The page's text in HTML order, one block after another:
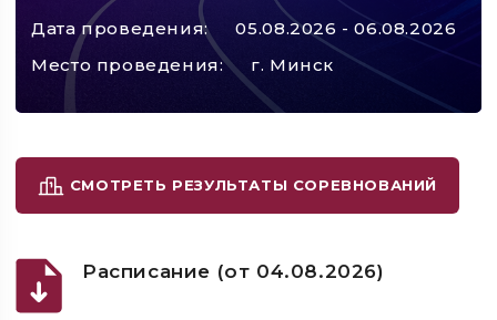
Дата проведения:
05.08.2026 - 06.08.2026
Место проведения:
г. Минск
СМОТРЕТЬ РЕЗУЛЬТАТЫ СОРЕВНОВАНИЙ
Расписание (от 04.08.2026)